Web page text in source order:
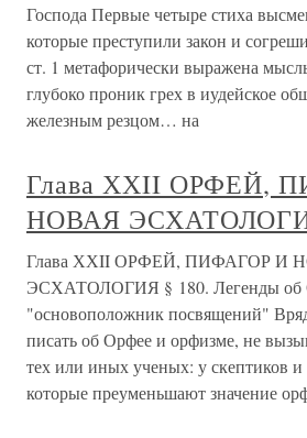
Господа Первые четыре стиха
которые преступили закон и
ст. 1 метафорически выражена
глубоко проник грех в иудейское
железным резцом… на
Глава ХХII ОРФЕЙ,
НОВАЯ
Глава ХХII ОРФЕЙ, ПИФАГОР И
ЭСХАТОЛОГИЯ § 180. Легенды об
"основоположник посвящений"
писать об Орфее и орфизме, не
тех или иных ученых: у скептиков и
которые преуменьшают значение